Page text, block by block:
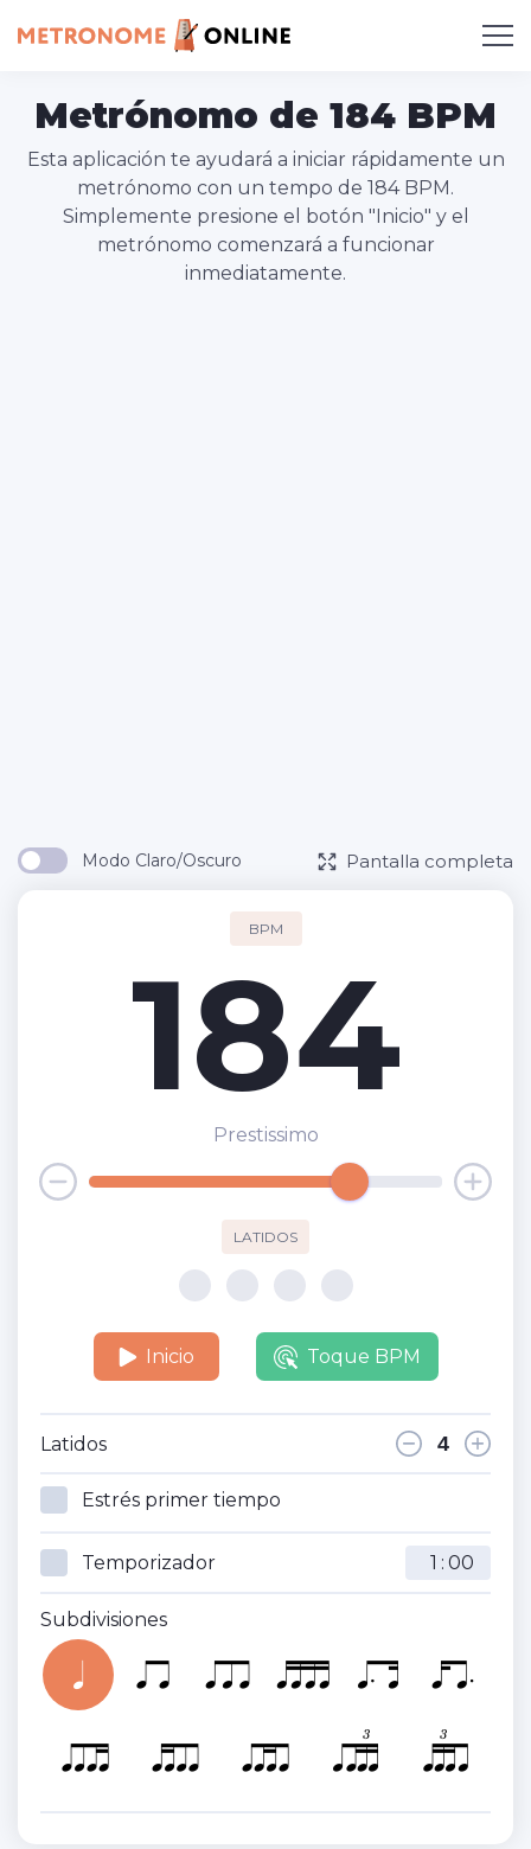
Metrónomo de 184 BPM
Esta aplicación te ayudará a iniciar rápidamente un
metrónomo con un tempo de 184 BPM.
Simplemente presione el botón "Inicio" y el
metrónomo comenzará a funcionar
inmediatamente.
Modo Claro/Oscuro Pantalla completa
BPM
184
Prestissimo
LATIDOS
Inicio Toque BPM
Latidos
Estrés primer tiempo
Temporizador :
Subdivisiones